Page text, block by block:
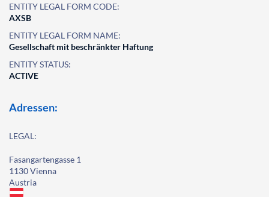
ENTITY LEGAL FORM CODE:
AXSB
ENTITY LEGAL FORM NAME:
Gesellschaft mit beschränkter Haftung
ENTITY STATUS:
ACTIVE
Adressen:
LEGAL:
Fasangartengasse 1
1130 Vienna
Austria